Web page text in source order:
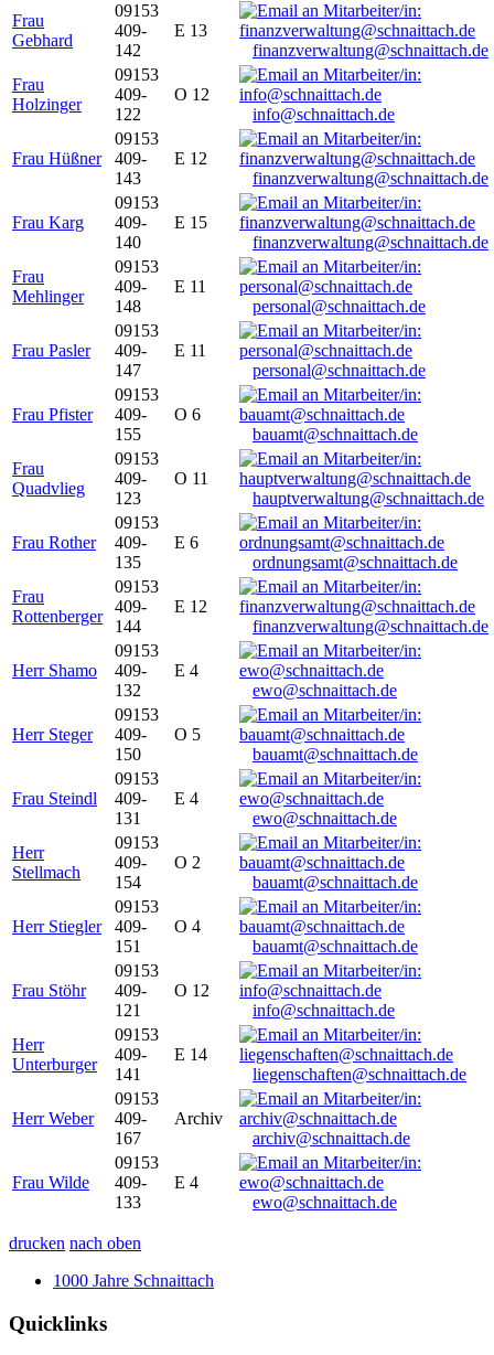
Frau
Gebhard
09153
409-
142
E 13
finanzverwaltung@schnaittach.de
Frau
Holzinger
09153
409-
122
O 12
info@schnaittach.de
Frau Hüßner
09153
409-
143
E 12
finanzverwaltung@schnaittach.de
Frau Karg
09153
409-
140
E 15
finanzverwaltung@schnaittach.de
Frau
Mehlinger
09153
409-
148
E 11
personal@schnaittach.de
Frau Pasler
09153
409-
147
E 11
personal@schnaittach.de
Frau Pfister
09153
409-
155
O 6
bauamt@schnaittach.de
Frau
Quadvlieg
09153
409-
123
O 11
hauptverwaltung@schnaittach.de
Frau Rother
09153
409-
135
E 6
ordnungsamt@schnaittach.de
Frau
Rottenberger
09153
409-
144
E 12
finanzverwaltung@schnaittach.de
Herr Shamo
09153
409-
132
E 4
ewo@schnaittach.de
Herr Steger
09153
409-
150
O 5
bauamt@schnaittach.de
Frau Steindl
09153
409-
131
E 4
ewo@schnaittach.de
Herr
Stellmach
09153
409-
154
O 2
bauamt@schnaittach.de
Herr Stiegler
09153
409-
151
O 4
bauamt@schnaittach.de
Frau Stöhr
09153
409-
121
O 12
info@schnaittach.de
Herr
Unterburger
09153
409-
141
E 14
liegenschaften@schnaittach.de
Herr Weber
09153
409-
167
Archiv
archiv@schnaittach.de
Frau Wilde
09153
409-
133
E 4
ewo@schnaittach.de
drucken nach oben
1000 Jahre Schnaittach
Quicklinks